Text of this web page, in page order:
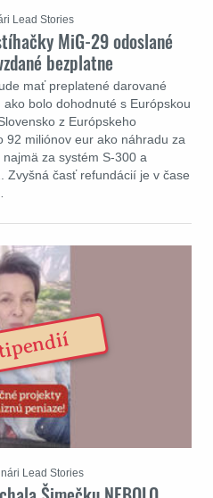
MiG-29 odoslané
bezplatne
mať preplatené darované
bolo dohodnuté s Európskou
z Európskeho
92 miliónov eur ako náhradu za
za systém S-300 a
Zvyšná časť refundácií je v čase
Lead Stories
Lead Stories